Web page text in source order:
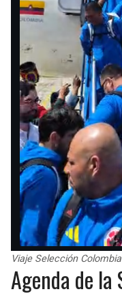
Viaje Selección
Agenda de la